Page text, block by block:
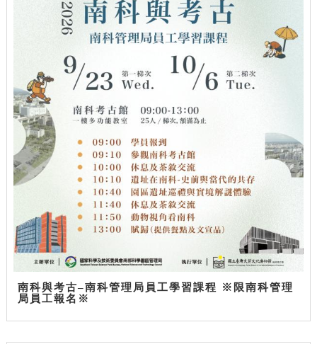
南科與考古–南科管理局員工學習課程 ※限南科管理
局員工報名※